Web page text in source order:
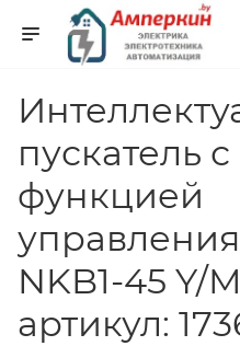
пускатель с
функцией
NKB1-45 Y/
артикул: